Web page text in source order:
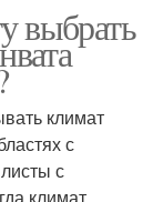
выбрать
климат
с
с